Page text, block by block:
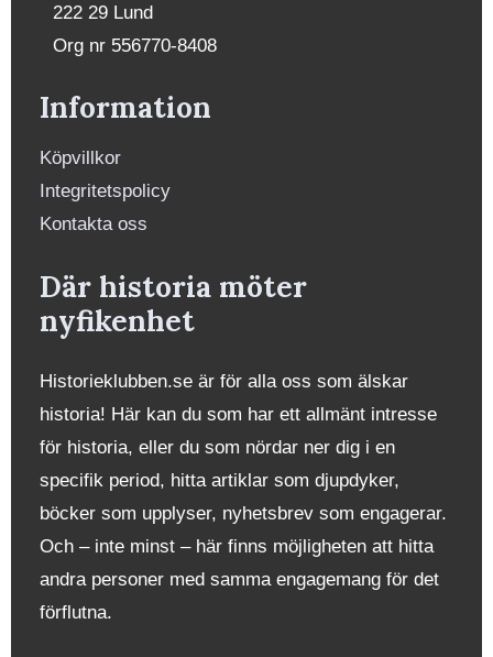
222 29 Lund
Org nr 556770-8408
Information
Köpvillkor
Integritetspolicy
Kontakta oss
Där historia möter
nyfikenhet
Historieklubben.se är för alla oss som älskar
historia! Här kan du som har ett allmänt intresse
för historia, eller du som nördar ner dig i en
specifik period, hitta artiklar som djupdyker,
böcker som upplyser, nyhetsbrev som engagerar.
Och – inte minst – här finns möjligheten att hitta
andra personer med samma engagemang för det
förflutna.